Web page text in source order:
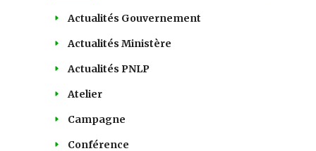
Actualités Gouvernement
Actualités Ministère
Actualités PNLP
Atelier
Campagne
Conférence